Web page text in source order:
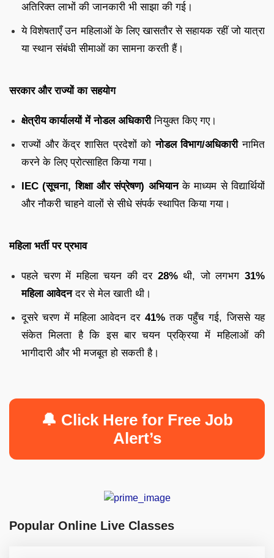
अतिरिक्त लाभों की जानकारी भी साझा की गई।
ये विशेषताएँ उन महिलाओं के लिए खासतौर से सहायक रहीं जो यात्रा
या स्थान संबंधी सीमाओं का सामना करती हैं।
सरकार और राज्यों का सहयोग
क्षेत्रीय कार्यालयों में नोडल अधिकारीनियुक्त किए गए।
राज्यों और केंद्र शासित प्रदेशों कोनोडल विभाग/अधिकारीनामित
करने के लिए प्रोत्साहित किया गया।
IEC (सूचना, शिक्षा और संप्रेषण) अभियानके माध्यम से विद्यार्थियों
और नौकरी चाहने वालों से सीधे संपर्क स्थापित किया गया।
महिला भर्ती पर प्रभाव
पहले चरण में महिला चयन की दर 28%थी, जो लगभग31%
महिला आवेदनदर से मेल खाती थी।
दूसरे चरण में महिला आवेदन दर 41%तक पहुँच गई, जिससे यह
संकेत मिलता है कि इस बार चयन प्रक्रिया में महिलाओं की
भागीदारी और भी मजबूत हो सकती है।
🔔 Click Here for Free Job
Alert’s
Popular Online Live Classes